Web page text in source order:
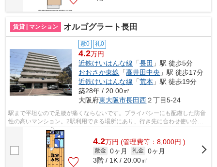
賃貸 | マンション オルゴグラート長田
敷0 礼0
4.2万円
近鉄けいはんな線 「長田 」駅 徒歩5分
おおさか東線 「高井田中央 」駅 徒歩17分
近鉄けいはんな線 「荒本 」駅 徒歩19分
築28年 / 20.00㎡
大阪府東大阪市長田西２丁目5-24
駅まで平坦なので足腰が痛くならないです。プライバシーにも配慮した防音
性の高いマンション。2駅利用できる場所にあり、行き先に合わせ使い分け
ができます。通風良好なマンションは洗...
4.2万円 (管理費等：8,000円 )
敷金 0ヶ月 礼金 0ヶ月
3階 / 1K / 20.00㎡